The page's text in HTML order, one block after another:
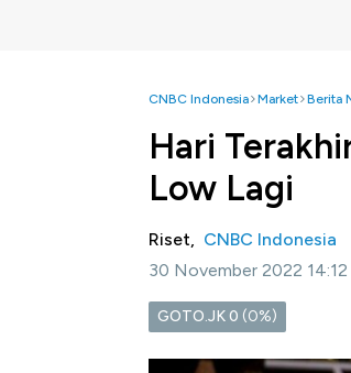
CNBC Indonesia Market Berita
Hari
Low Lagi
Riset, CNBC Indonesia
30 November 2022 14:12
GOTO.JK0 (0%)